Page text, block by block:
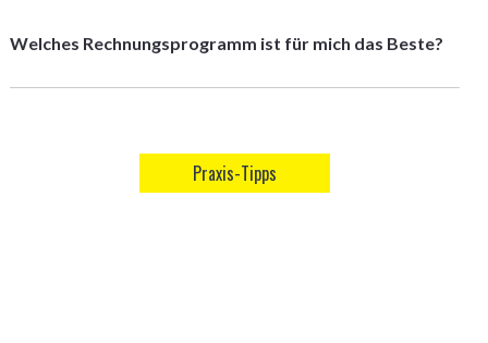
Welches Rechnungsprogramm ist für mich das Beste?
Praxis-Tipps